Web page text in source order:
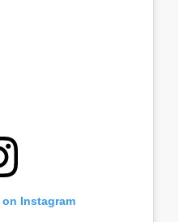
Instagram